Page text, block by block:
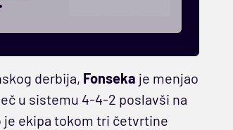
derbija, Fonseka je menjao
u sistemu 4-4-2 poslavši na
je ekipa tokom tri četvrtine